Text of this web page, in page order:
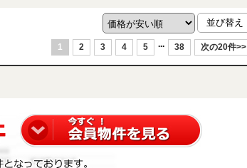
1 2 3 4 5 ... 38 次の20件>>